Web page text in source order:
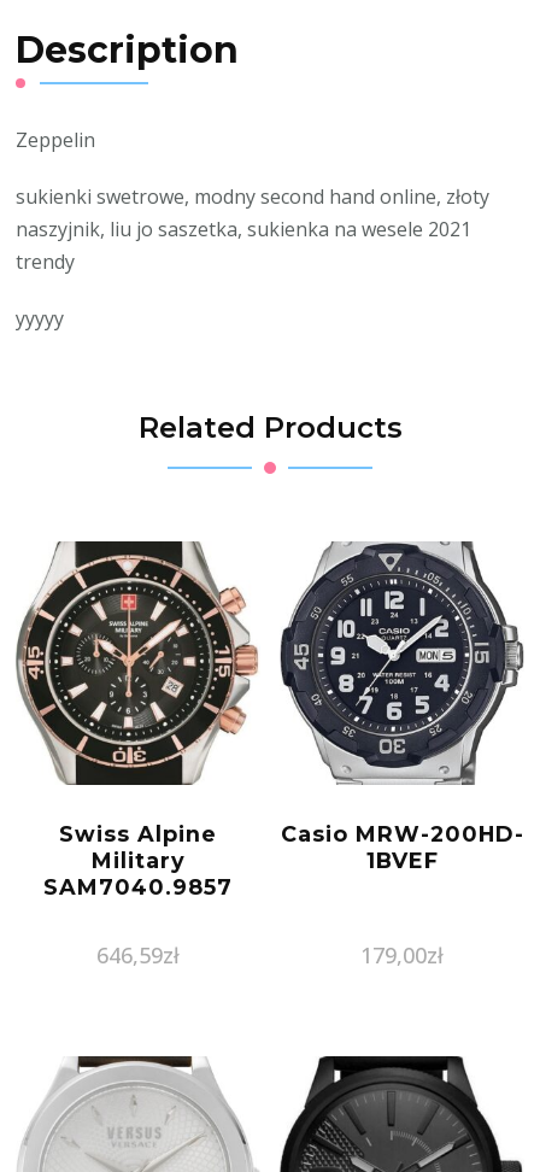
Description
Zeppelin
sukienki swetrowe, modny second hand online, złoty
naszyjnik, liu jo saszetka, sukienka na wesele 2021
trendy
yyyyy
Related Products
Swiss Alpine
Military
SAM7040.9857
646,59zł
Casio MRW-200HD-
1BVEF
179,00zł